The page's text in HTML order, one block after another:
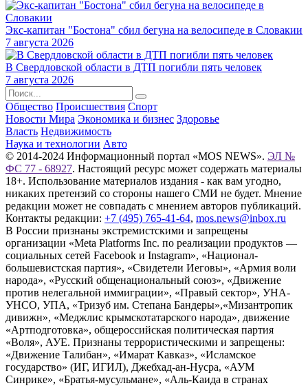
Экс-капитан "Бостона" сбил бегуна на велосипеде в Словакии
7 августа 2026
В Свердловской области в ДТП погибли пять человек
7 августа 2026
Общество Происшествия Спорт
Новости Мира Экономика и бизнес Здоровье
Власть Недвижимость
Наука и технологии Авто
© 2014-2024 Информационный портал «MOS NEWS». ЭЛ №
ФС 77 - 68927. Настоящий ресурс может содержать материалы
18+. Использование материалов издания - как вам угодно,
никаких претензий со стороны нашего СМИ не будет. Мнение
редакции может не совпадать с мнением авторов публикаций.
Контакты редакции: +7 (495) 765-41-64, mos.news@inbox.ru
В России признаны экстремистскими и запрещены
организации «Meta Platforms Inc. по реализации продуктов —
социальных сетей Facebook и Instagram», «Национал-
большевистская партия», «Свидетели Иеговы», «Армия воли
народа», «Русский общенациональный союз», «Движение
против нелегальной иммиграции», «Правый сектор», УНА-
УНСО, УПА, «Тризуб им. Степана Бандеры»,«Мизантропик
дивижн», «Меджлис крымскотатарского народа», движение
«Артподготовка», общероссийская политическая партия
«Воля», АУЕ. Признаны террористическими и запрещены:
«Движение Талибан», «Имарат Кавказ», «Исламское
государство» (ИГ, ИГИЛ), Джебхад-ан-Нусра, «АУМ
Синрике», «Братья-мусульмане», «Аль-Каида в странах